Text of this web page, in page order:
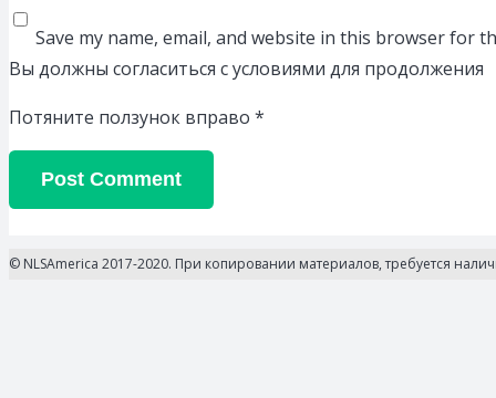
Save my name, email, and website in this browser for
Вы должны согласиться с условиями для продолжения
Потяните ползунок вправо *
Post Comment
© NLSAmerica 2017-2020. При копировании материалов, требуется